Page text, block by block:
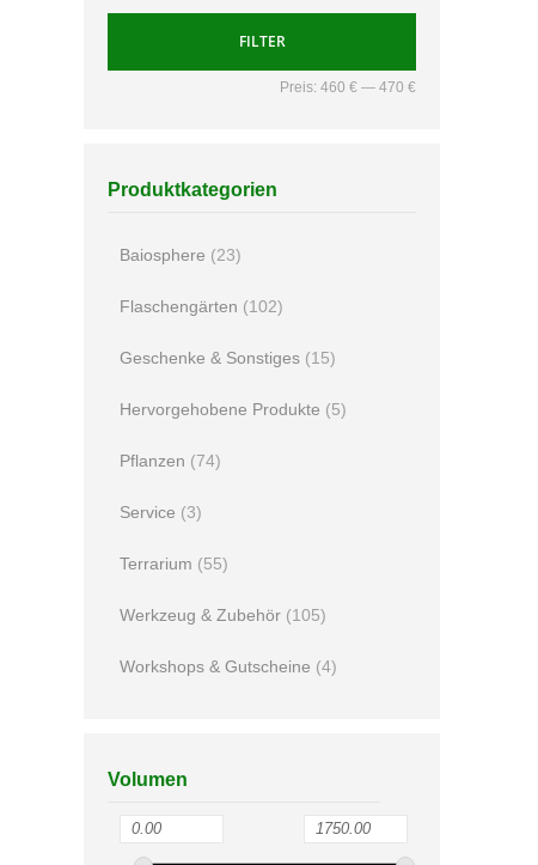
FILTER
Preis:460 € —470 €
Produktkategorien
Baiosphere (23)
Flaschengärten (102)
Geschenke & Sonstiges (15)
Hervorgehobene Produkte (5)
Pflanzen (74)
Service (3)
Terrarium (55)
Werkzeug & Zubehör (105)
Workshops & Gutscheine (4)
Volumen